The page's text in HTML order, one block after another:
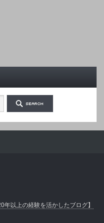
以上の経験を活かしたブログ】